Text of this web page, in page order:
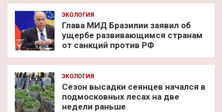
ЭКОЛОГИЯ
Глава МИД Бразилии заявил об
ущербе развивающимся странам
от санкций против РФ
ЭКОЛОГИЯ
Сезон высадки сеянцев начался в
подмосковных лесах на две
недели раньше